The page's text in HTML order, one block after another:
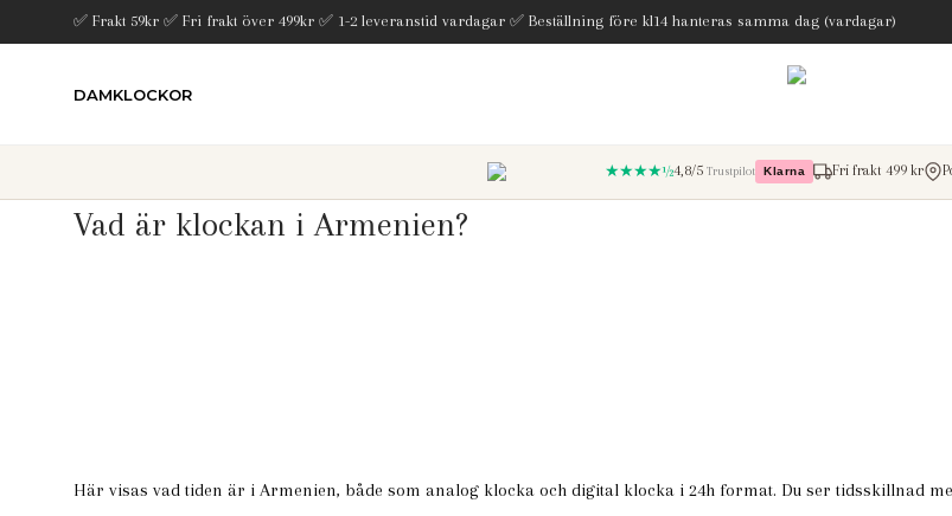
✅ Frakt 59kr ✅ Fri frakt över 499kr ✅ 1-2 leveranstid vardagar ✅ Beställning före kl14 hanteras samma dag (vardagar)
DAMKLOCKOR
★★★★½4,8/5 Trustpilot Klarna
– betala med KlarnaFri frakt 499 kr
Vad är klockan i Armenien?
Här visas vad tiden är i Armenien, både som analog klocka och digital klocka i 24h format. Du ser tidsskillnad